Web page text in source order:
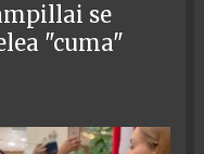
se
"cuma"